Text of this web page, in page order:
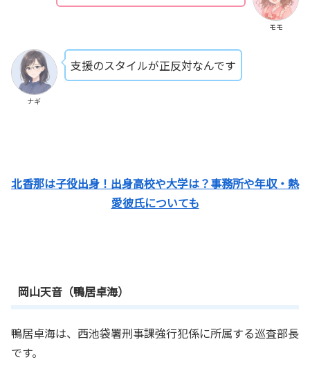
モモ
ナギ
支援のスタイルが正反対なんです
北香那は子役出身！出身高校や大学は？事務所や年収・熱
愛彼氏についても
岡山天音（鴨居卓海）
鴨居卓海は、西池袋署刑事課強行犯係に所属する巡査部長
です。